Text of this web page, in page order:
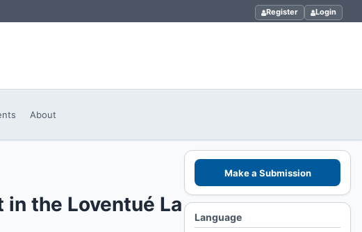
Register Login
About
the Loventué La
Make a Submission
Language